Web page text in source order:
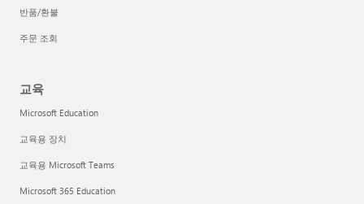
반품/환불
주문 조회
교육
Microsoft Education
교육용 장치
교육용 Microsoft Teams
Microsoft 365 Education